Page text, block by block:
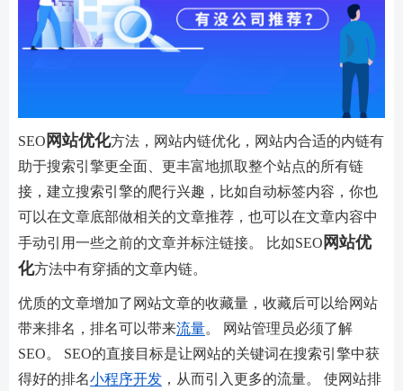
SEO 网站优化方法，网站内链优化，网站内合适的内链有
助于搜索引擎更全面、更丰富地抓取整个站点的所有链
接，建立搜索引擎的爬行兴趣，比如自动标签内容，你也
可以在文章底部做相关的文章推荐，也可以在文章内容中
手动引用一些之前的文章并标注链接。 比如SEO 网站优
化方法中有穿插的文章内链。
优质的文章增加了网站文章的收藏量，收藏后可以给网站
带来排名，排名可以带来流量 。 网站管理员必须了解
SEO。 SEO的直接目标是让网站的关键词在搜索引擎中获
得好的排名小程序开发 ，从而引入更多的流量。 使网站排